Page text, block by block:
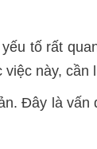
tố rất
này, cần
Đây là vấn